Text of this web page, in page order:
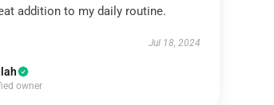
addition to my daily routine.
Jul 18, 2024
owner